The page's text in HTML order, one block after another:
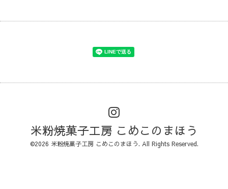
米粉焼菓子工房 こめこのまほう
©2026 米粉焼菓子工房 こめこのまほう. All Rights Reserved.